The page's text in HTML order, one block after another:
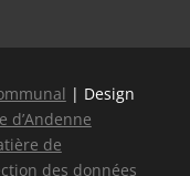
| Design
d’Andenne
de
des données